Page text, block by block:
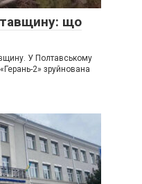
що
У Полтавському
2» зруйнована